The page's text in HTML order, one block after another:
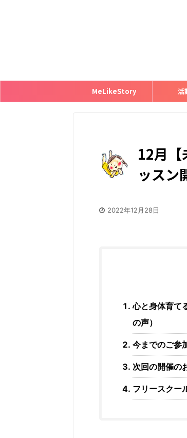
MeLikeStory 活
12月【
ッスン
2022年12月28日
心と身体育て
の声）
今までのご参
次回の開催の
フリースクー